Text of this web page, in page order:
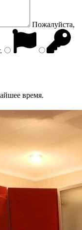
Пожалуйста,
.
время.